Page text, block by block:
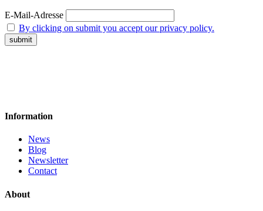
E-Mail-Adresse
By clicking on submit you accept our privacy policy.
Information
News
Blog
Newsletter
Contact
About